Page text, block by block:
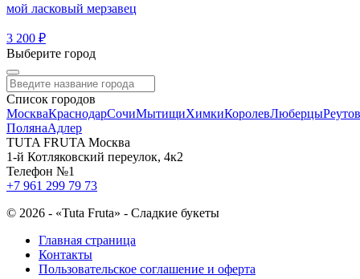
мой ласковый мерзавец
3 200 ₽
Выберите город
Список городов
МоскваКраснодарСочиМытищиХимкиКоролевЛюберцыРеутов
ПолянаАдлер
TUTA FRUTA Москва
1-й Котляковский переулок, 4к2
Телефон №1
+7 961 299 79 73
© 2026 - «Tuta Fruta» - Сладкие букеты
Главная страница
Контакты
Пользовательское соглашение и оферта